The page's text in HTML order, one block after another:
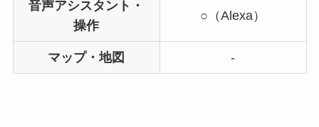
音声アシスタント・
操作
○（Alexa）
マップ・地図 -